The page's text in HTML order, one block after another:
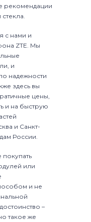
рекомендации
с нами и
ZTE. Мы
и
надежности
здесь вы
цены,
и на быструю
и Санкт-
России.
или
и не
–
такое же